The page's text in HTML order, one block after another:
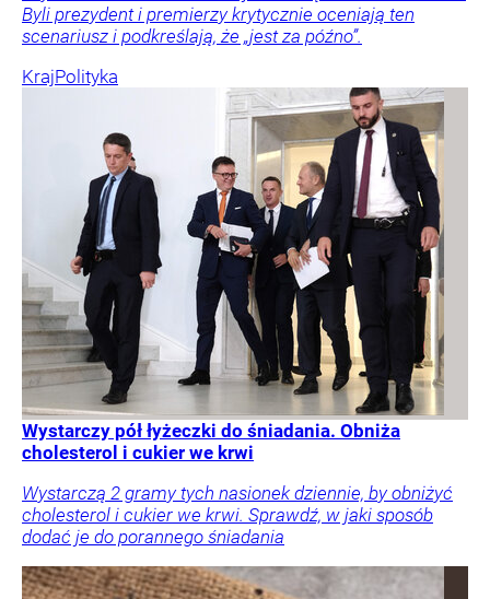
Byli prezydent i premierzy krytycznie oceniają ten
scenariusz i podkreślają, że „jest za późno”.
KrajPolityka
Wystarczy pół łyżeczki do śniadania. Obniża
cholesterol i cukier we krwi
Wystarczą 2 gramy tych nasionek dziennie, by obniżyć
cholesterol i cukier we krwi. Sprawdź, w jaki sposób
dodać je do porannego śniadania